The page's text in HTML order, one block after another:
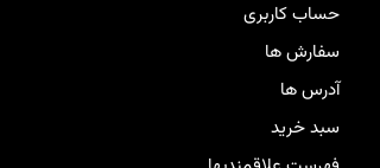
حساب کاربری
سفارش ها
آدرس ها
سبد خرید